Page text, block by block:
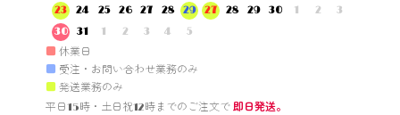
23
24 25 26 27 28
29
30
31 1 2 3 4 5
27
28 29 30 1 2 3
■ 休業日
■ 受注・お問い合わせ業務のみ
■ 発送業務のみ
平日15時・土日祝12時までのご注文で 即日発送。